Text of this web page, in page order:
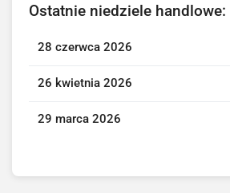
Ostatnie niedziele handlowe:
28 czerwca 2026
26 kwietnia 2026
29 marca 2026